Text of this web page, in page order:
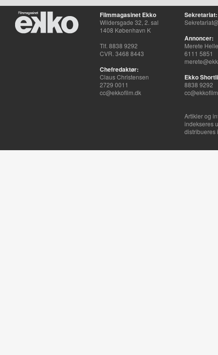
Filmmagasinet Ekko
Wildersgade 32, 2. sal
1408 København K
Tlf. 8838 9292
CVR. 3468 8443
Chefredaktør:
Claus Christensen
2729 0011
cc@ekkofilm.dk
Sekretariat:
Annoncer:
Merete
6111 5851
Ekko
8838 9292
Artikler og
indekseres
distribueres